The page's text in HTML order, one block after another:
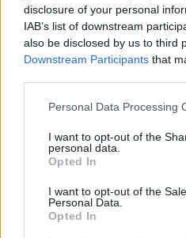
disclosure of your personal
IAB’s list of downstream
also be disclosed by us to third
Downstream Participants that
Please note that this website/
not limited to your visit or
grant or deny consent to
use your data for below
consent section.
Personal Data Processing
I want to opt-out of the
personal data.
Opted In
I want to opt-out of the
Personal Data.
Opted In
Tünet Fájdalmas
Fájdalmas